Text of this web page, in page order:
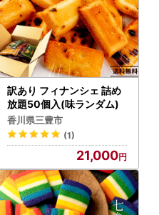
訳あり フィナンシェ 詰め
放題50個入(味ランダム)
香川県三豊市
(1)
21,000